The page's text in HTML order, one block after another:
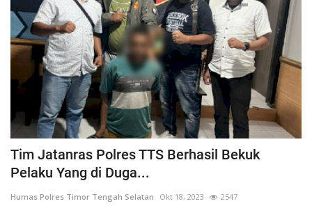
Tim Jatanras Polres TTS Berhasil Bekuk
Pelaku Yang di Duga...
Humas Polres Timor Tengah Selatan Okt 18, 2023 2547